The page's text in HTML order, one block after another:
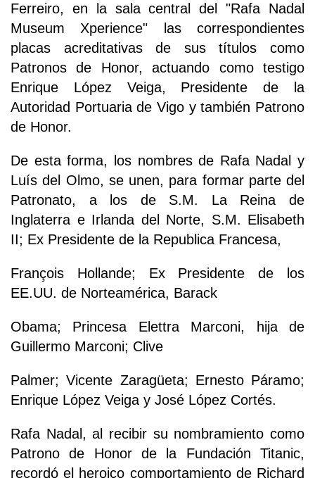
Ferreiro, en la sala central del "Rafa Nadal
Museum Xperience" las correspondientes
placas acreditativas de sus títulos como
Patronos de Honor, actuando como testigo
Enrique López Veiga, Presidente de la
Autoridad Portuaria de Vigo y también Patrono
de Honor.
De esta forma, los nombres de Rafa Nadal y
Luís del Olmo, se unen, para formar parte del
Patronato, a los de S.M. La Reina de
Inglaterra e Irlanda del Norte, S.M. Elisabeth
II; Ex Presidente de la Republica Francesa,
François Hollande; Ex Presidente de los
EE.UU. de Norteamérica, Barack
Obama; Princesa Elettra Marconi, hija de
Guillermo Marconi; Clive
Palmer; Vicente Zaragüeta; Ernesto Páramo;
Enrique López Veiga y José López Cortés.
Rafa Nadal, al recibir su nombramiento como
Patrono de Honor de la Fundación Titanic,
recordó el heroico comportamiento de Richard